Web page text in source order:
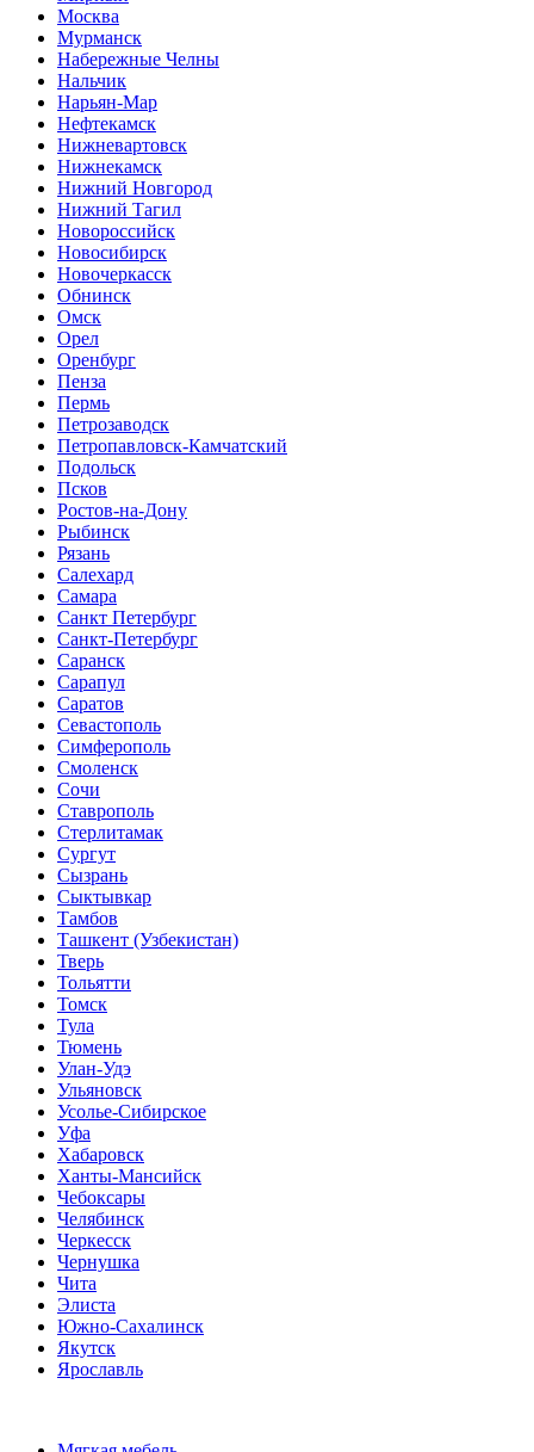
Москва
Мурманск
Набережные Челны
Нальчик
Нарьян-Мар
Нефтекамск
Нижневартовск
Нижнекамск
Нижний Новгород
Нижний Тагил
Новороссийск
Новосибирск
Новочеркасск
Обнинск
Омск
Орел
Оренбург
Пенза
Пермь
Петрозаводск
Петропавловск-Камчатский
Подольск
Псков
Ростов-на-Дону
Рыбинск
Рязань
Салехард
Самара
Санкт Петербург
Санкт-Петербург
Саранск
Сарапул
Саратов
Севастополь
Симферополь
Смоленск
Сочи
Ставрополь
Стерлитамак
Сургут
Сызрань
Сыктывкар
Тамбов
Ташкент (Узбекистан)
Тверь
Тольятти
Томск
Тула
Тюмень
Улан-Удэ
Ульяновск
Усолье-Сибирское
Уфа
Хабаровск
Ханты-Мансийск
Чебоксары
Челябинск
Черкесск
Чернушка
Чита
Элиста
Южно-Сахалинск
Якутск
Ярославль